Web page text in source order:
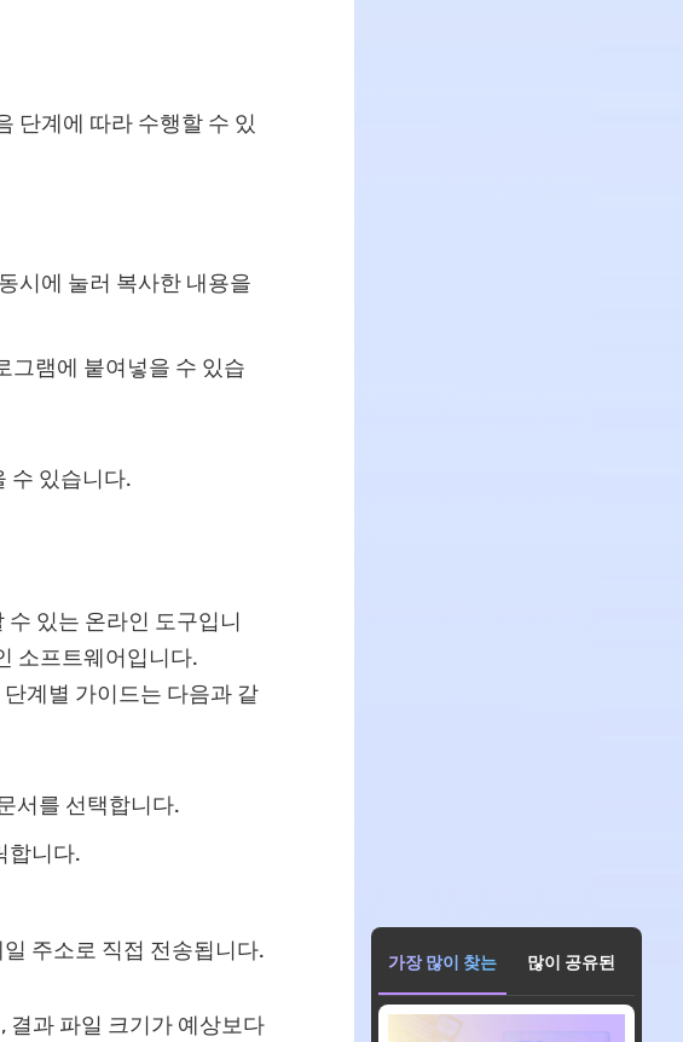
단계에 따라 수행할 수 있
시에 눌러 복사한 내용을
그램에 붙여넣을 수 있습
수 있습니다.
수 있는 온라인 도구입니
소프트웨어입니다.
계별 가이드는 다음과 같
서를 선택합니다.
합니다.
주소로 직접 전송됩니다.
결과 파일 크기가 예상보다
가장 많이 찾는 많이 공유된